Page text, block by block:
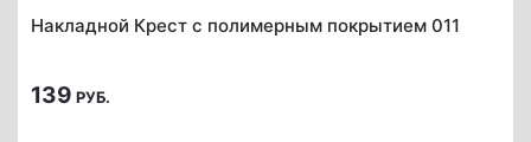
Накладной Крест с полимерным покрытием 011
139 РУБ.